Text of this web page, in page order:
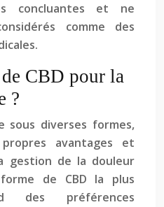
concluantes et ne
comme des
CBD pour la
?
sous diverses formes,
avantages et
gestion de la douleur
de CBD la plus
des préférences